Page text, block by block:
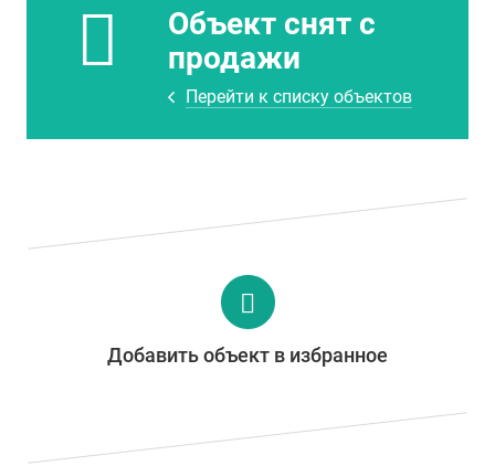
Объект снят с
продажи
Перейти к списку объектов
Добавить объект в избранное